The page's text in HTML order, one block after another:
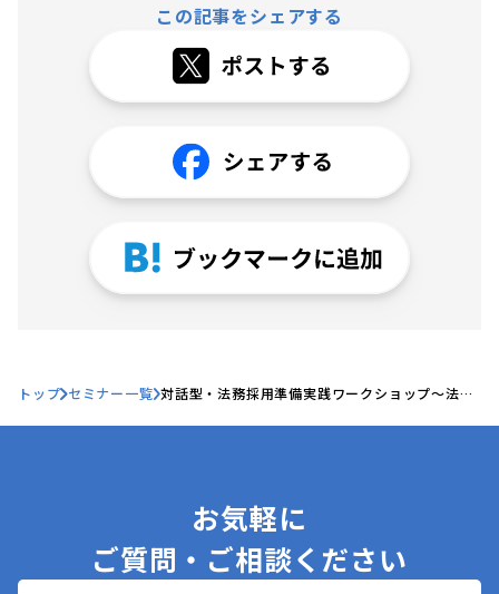
この記事をシェアする
トップ セミナー一覧 対話型・法務採用準備実践ワークショップ～法務
お気軽に
ご質問・ご相談ください